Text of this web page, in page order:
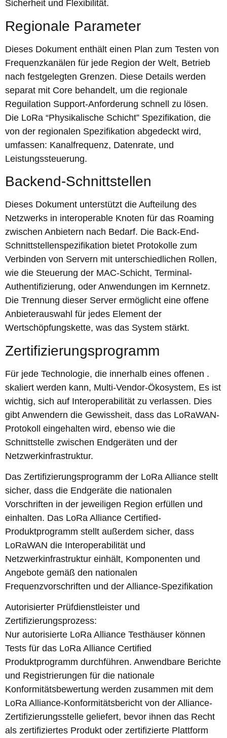
Sicherheit und Flexibilität.
Regionale Parameter
Dieses Dokument enthält einen Plan zum Testen von
Frequenzkanälen für jede Region der Welt, Betrieb
nach festgelegten Grenzen. Diese Details werden
separat mit Core behandelt, um die regionale
Reguilation Support-Anforderung schnell zu lösen.
Die LoRa “Physikalische Schicht” Spezifikation, die
von der regionalen Spezifikation abgedeckt wird,
umfassen: Kanalfrequenz, Datenrate, und
Leistungssteuerung.
Backend-Schnittstellen
Dieses Dokument unterstützt die Aufteilung des
Netzwerks in interoperable Knoten für das Roaming
zwischen Anbietern nach Bedarf. Die Back-End-
Schnittstellenspezifikation bietet Protokolle zum
Verbinden von Servern mit unterschiedlichen Rollen,
wie die Steuerung der MAC-Schicht, Terminal-
Authentifizierung, oder Anwendungen im Kernnetz.
Die Trennung dieser Server ermöglicht eine offene
Anbieterauswahl für jedes Element der
Wertschöpfungskette, was das System stärkt.
Zertifizierungsprogramm
Für jede Technologie, die innerhalb eines offenen .
skaliert werden kann, Multi-Vendor-Ökosystem, Es ist
wichtig, sich auf Interoperabilität zu verlassen. Dies
gibt Anwendern die Gewissheit, dass das LoRaWAN-
Protokoll eingehalten wird, ebenso wie die
Schnittstelle zwischen Endgeräten und der
Netzwerkinfrastruktur.
Das Zertifizierungsprogramm der LoRa Alliance stellt
sicher, dass die Endgeräte die nationalen
Vorschriften in der jeweiligen Region erfüllen und
einhalten. Das LoRa Alliance Certified-
Produktprogramm stellt außerdem sicher, dass
LoRaWAN die Interoperabilität und
Netzwerkinfrastruktur einhält, Komponenten und
Angebote gemäß den nationalen
Frequenzvorschriften und der Alliance-Spezifikation
Autorisierter Prüfdienstleister und
Zertifizierungsprozess:
Nur autorisierte LoRa Alliance Testhäuser können
Tests für das LoRa Alliance Certified
Produktprogramm durchführen. Anwendbare Berichte
und Registrierungen für die nationale
Konformitätsbewertung werden zusammen mit dem
LoRa Alliance-Konformitätsbericht von der Alliance-
Zertifizierungsstelle geliefert, bevor ihnen das Recht
als zertifiziertes Produkt oder zertifizierte Plattform